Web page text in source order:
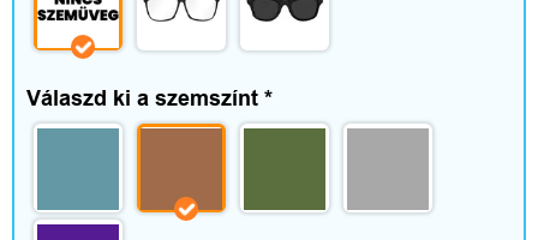
s
z
b
Válaszd ki a szemszínt *